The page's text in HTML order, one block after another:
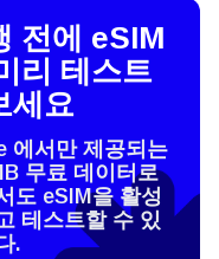
전에 eSIM
리 테스트
세요
에서만 제공되는
무료 데이터로
도 eSIM을 활성
테스트할 수 있
.